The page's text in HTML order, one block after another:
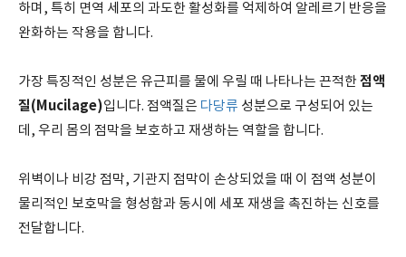
하며, 특히 면역 세포의 과도한 활성화를 억제하여 알레르기 반응을
완화하는 작용을 합니다.
가장 특징적인 성분은 유근피를 물에 우릴 때 나타나는 끈적한점액
질(Mucilage)입니다. 점액질은 다당류 성분으로 구성되어 있는
데, 우리 몸의 점막을 보호하고 재생하는 역할을 합니다.
위벽이나 비강 점막, 기관지 점막이 손상되었을 때 이 점액 성분이
물리적인 보호막을 형성함과 동시에 세포 재생을 촉진하는 신호를
전달합니다.